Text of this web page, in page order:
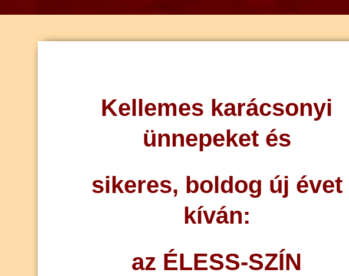
Kellemes karácsonyi
ünnepeket és
sikeres, boldog új évet
kíván:
az ÉLESS-SZÍN